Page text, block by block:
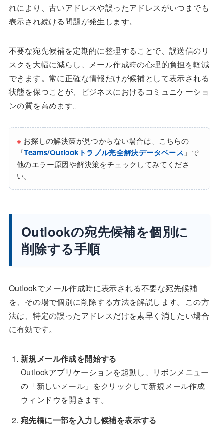
れにより、古いアドレスや誤ったアドレスがいつまでも
表示され続ける問題が発生します。
不要な宛先候補を定期的に整理することで、誤送信のリ
スクを大幅に減らし、メール作成時の心理的負担を軽減
できます。常に正確な情報だけが候補として表示される
状態を保つことが、ビジネスにおけるコミュニケーショ
ンの質を高めます。
※ お探しの解決策が見つからない場合は、こちらの
「Teams/Outlookトラブル完全解決データベース 」で
他のエラー原因や解決策をチェックしてみてくださ
い。
Outlookの宛先候補を個別に
削除する手順
Outlookでメール作成時に表示される不要な宛先候補
を、その場で個別に削除する方法を解説します。この方
法は、特定の誤ったアドレスだけを素早く消したい場合
に有効です。
新規メール作成を開始する
Outlookアプリケーションを起動し、リボンメニュー
の「新しいメール」をクリックして新規メール作成
ウィンドウを開きます。
宛先欄に一部を入力し候補を表示する